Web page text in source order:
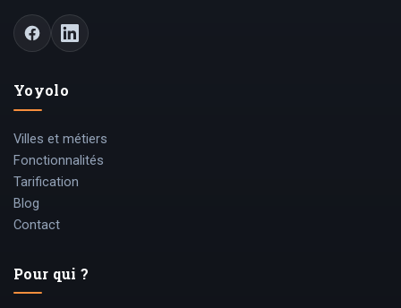
Yoyolo
Villes et métiers
Fonctionnalités
Tarification
Blog
Contact
Pour qui ?